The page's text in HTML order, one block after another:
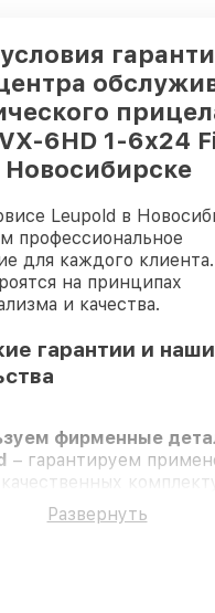
6HD 1-6x24
Новосибирске
Leupold в
профессиональное
для каждого
на принципах
и качества.
гарантии и наши
фирменные
– гарантируем
строгий отбор, что
Развернуть